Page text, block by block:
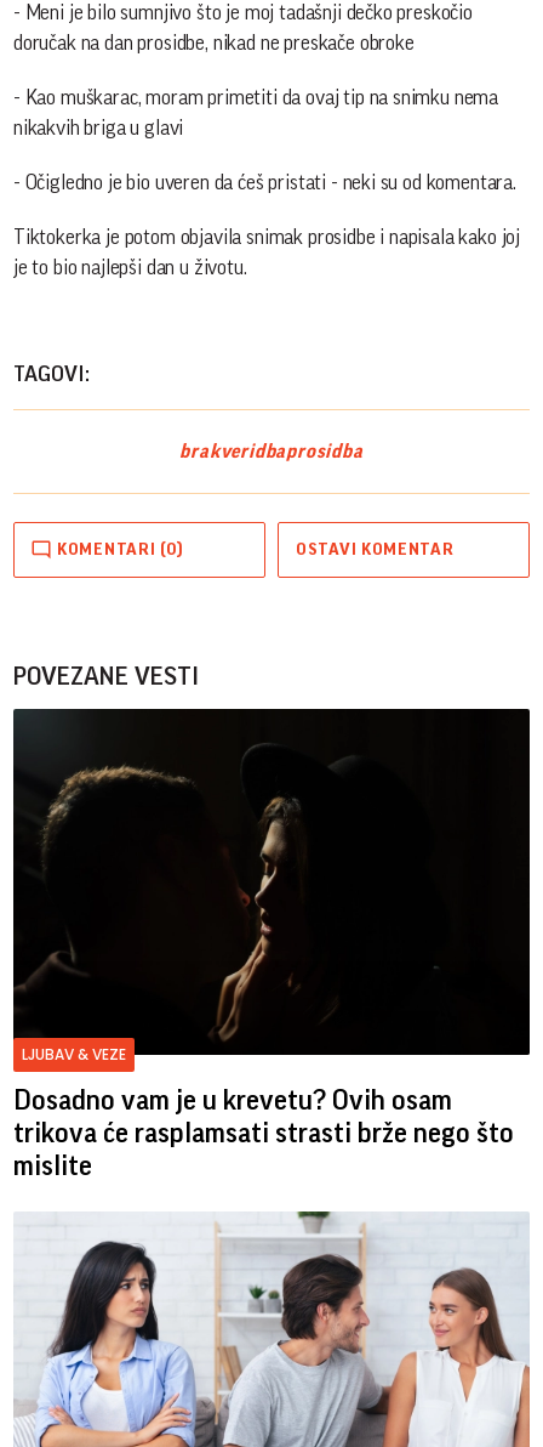
- Meni je bilo sumnjivo što je moj tadašnji dečko preskočio
doručak na dan prosidbe, nikad ne preskače obroke
- Kao muškarac, moram primetiti da ovaj tip na snimku nema
nikakvih briga u glavi
- Očigledno je bio uveren da ćeš pristati - neki su od komentara.
Tiktokerka je potom objavila snimak prosidbe i napisala kako joj
je to bio najlepši dan u životu.
TAGOVI:
brakveridbaprosidba
KOMENTARI (0) OSTAVI KOMENTAR
POVEZANE VESTI
LJUBAV & VEZE
Dosadno vam je u krevetu? Ovih osam
trikova će rasplamsati strasti brže nego što
mislite